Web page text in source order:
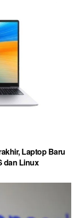
Laptop Baru
dan Linux